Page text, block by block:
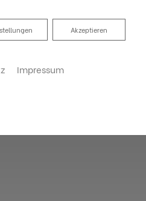
Akzeptieren
Impressum